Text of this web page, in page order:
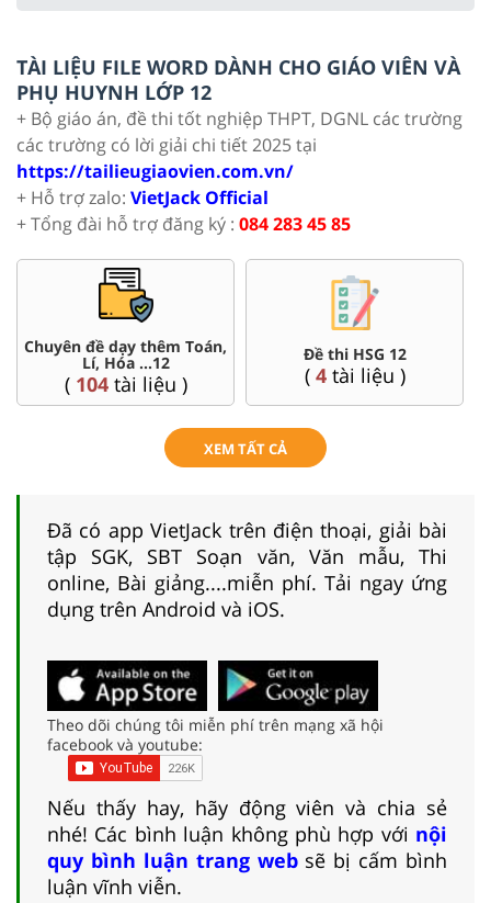
TÀI LIỆU FILE WORD DÀNH CHO GIÁO VIÊN VÀ
PHỤ HUYNH LỚP 12
+ Bộ giáo án, đề thi tốt nghiệp THPT, DGNL các trường
các trường có lời giải chi tiết 2025 tại
https://tailieugiaovien.com.vn/
+ Hỗ trợ zalo: VietJack Official
+ Tổng đài hỗ trợ đăng ký : 084 283 45 85
Chuyên đề dạy thêm Toán,
Lí, Hóa ...12
( 104tài liệu )
Đề thi HSG 12
( 4tài liệu )
XEM TẤT CẢ
Đã có app VietJack trên điện thoại, giải bài
tập SGK, SBT Soạn văn, Văn mẫu, Thi
online, Bài giảng....miễn phí. Tải ngay ứng
dụng trên Android và iOS.
Theo dõi chúng tôi miễn phí trên mạng xã hội
facebook và youtube:
Nếu thấy hay, hãy động viên và chia sẻ
nhé! Các bình luận không phù hợp với nội
quy bình luận trang websẽ bị cấm bình
luận vĩnh viễn.